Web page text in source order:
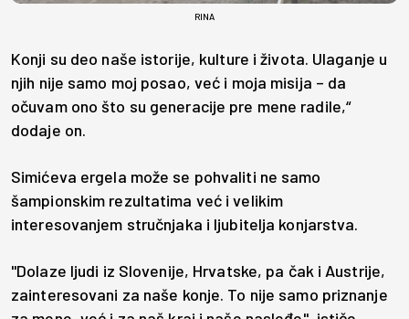
RINA
Konji su deo naše istorije, kulture i života. Ulaganje u
njih nije samo moj posao, već i moja misija – da
očuvam ono što su generacije pre mene radile,“
dodaje on.
Simićeva ergela može se pohvaliti ne samo
šampionskim rezultatima već i velikim
interesovanjem stručnjaka i ljubitelja konjarstva.
"Dolaze ljudi iz Slovenije, Hrvatske, pa čak i Austrije,
zainteresovani za naše konje. To nije samo priznanje